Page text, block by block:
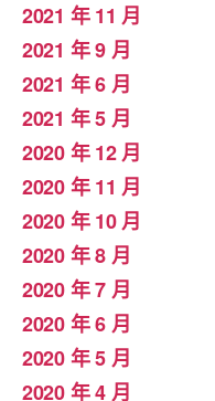
2021 年 11 月
2021 年 9 月
2021 年 6 月
2021 年 5 月
2020 年 12 月
2020 年 11 月
2020 年 10 月
2020 年 8 月
2020 年 7 月
2020 年 6 月
2020 年 5 月
2020 年 4 月